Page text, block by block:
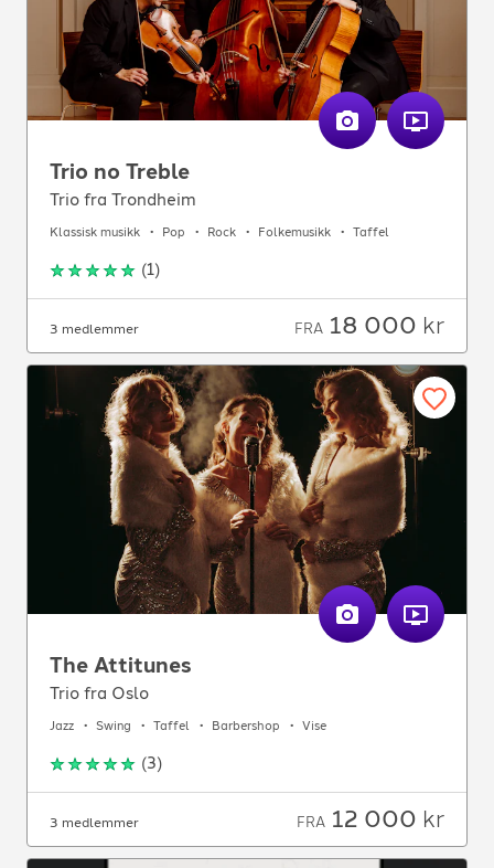
Trio no Treble
Trio fra Trondheim
Klassisk musikk Pop Rock Folkemusikk Taffel
(1)
3 medlemmer FRA 18 000 kr
The Attitunes
Trio fra Oslo
Jazz Swing Taffel Barbershop Vise
(3)
3 medlemmer FRA 12 000 kr